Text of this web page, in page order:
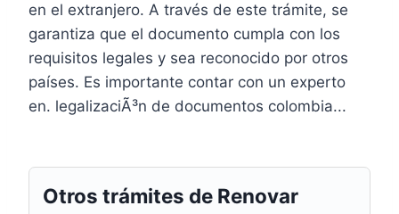
en el extranjero. A través de este trámite, se
garantiza que el documento cumpla con los
requisitos legales y sea reconocido por otros
países. Es importante contar con un experto
en. legalizaciÃ³n de documentos colombia...
Otros trámites de Renovar